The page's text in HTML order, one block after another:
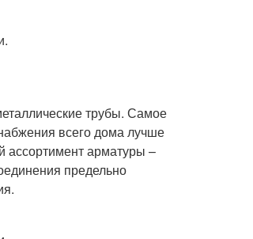
трубы. Самое
всего дома лучше
ассортимент арматуры –
предельно